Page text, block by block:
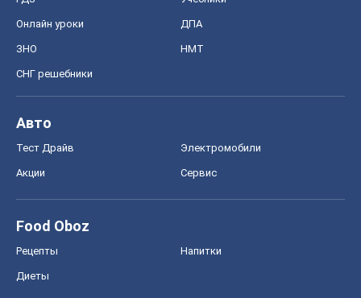
Онлайн уроки ДПА
ЗНО НМТ
СНГ решебники
Авто
Тест Драйв Электромобили
Акции Сервис
Food Oboz
Рецепты Напитки
Диеты